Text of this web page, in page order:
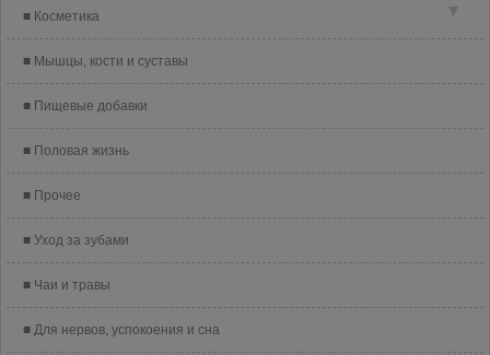
▼
Косметика
Мышцы, кости и суставы
Пищевые добавки
Половая жизнь
Прочее
Уход за зубами
Чаи и травы
Для нервов, успокоения и сна